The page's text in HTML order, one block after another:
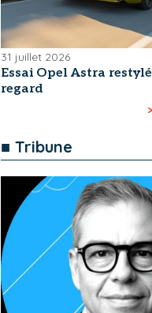
31 juillet 2026
Essai Opel Astra
regard
■ Tribune